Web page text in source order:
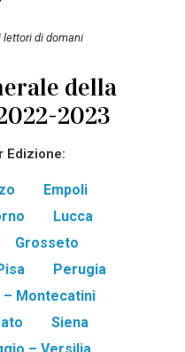
lettori di domani
della
2023
Edizione:
Empoli
Lucca
Grosseto
Perugia
– Montecatini
Siena
– Versilia